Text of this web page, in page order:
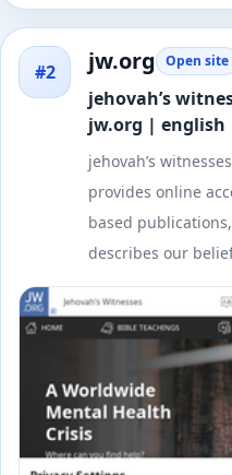
#2 jw.org Open site
jehovah’s
jw.org | english
jehovah’s
provides online
based
describes our